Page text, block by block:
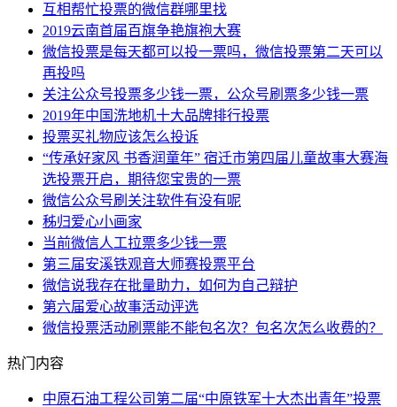
互相帮忙投票的微信群哪里找
2019云南首届百旗争艳旗袍大赛
微信投票是每天都可以投一票吗，微信投票第二天可以
再投吗
关注公众号投票多少钱一票，公众号刷票多少钱一票
2019年中国洗地机十大品牌排行投票
投票买礼物应该怎么投诉
“传承好家风 书香润童年” 宿迁市第四届儿童故事大赛海
选投票开启，期待您宝贵的一票
微信公众号刷关注软件有没有呢
秭归爱心小画家
当前微信人工拉票多少钱一票
第三届安溪铁观音大师赛投票平台
微信说我存在批量助力，如何为自己辩护
第六届爱心故事活动评选
微信投票活动刷票能不能包名次？包名次怎么收费的？
热门内容
中原石油工程公司第二届“中原铁军十大杰出青年”投票